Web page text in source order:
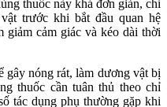
thuốc này khá đơn giản, chỉ
trước khi bắt đầu quan hệ
giảm cảm giác và kéo dài thời
nóng rát, làm dương vật bị
thuốc cần tuân thủ theo chỉ
tác dụng phụ thường gặp khi